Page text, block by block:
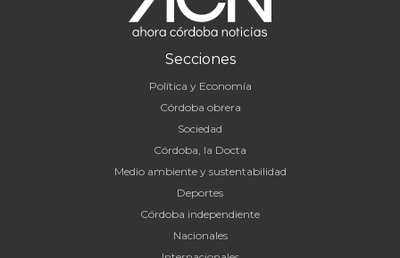
Secciones
Política y Economía
Córdoba obrera
Sociedad
Córdoba, la Docta
Medio ambiente y sustentabilidad
Deportes
Córdoba independiente
Nacionales